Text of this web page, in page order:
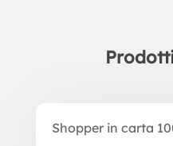
Shopper in carta